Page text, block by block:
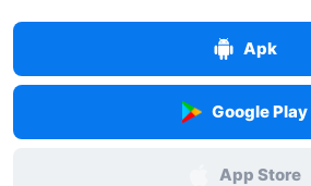
Apk
Google Play
App Store